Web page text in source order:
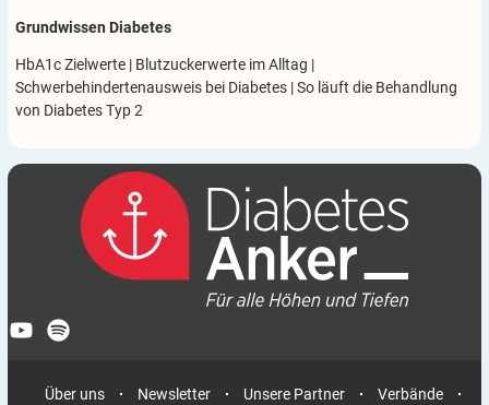
Grundwissen Diabetes
HbA1c Zielwerte | Blutzuckerwerte im Alltag |
Schwerbehindertenausweis bei Diabetes |So läuft die Behandlung
von Diabetes Typ 2
Über uns Newsletter Unsere Partner Verbände